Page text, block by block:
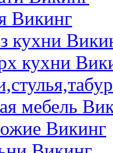
Викинг
кухни
кухни
мебель
Викинг